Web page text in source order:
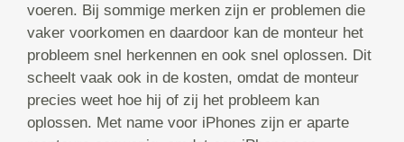
voeren. Bij sommige merken zijn er problemen die
vaker voorkomen en daardoor kan de monteur het
probleem snel herkennen en ook snel oplossen. Dit
scheelt vaak ook in de kosten, omdat de monteur
precies weet hoe hij of zij het probleem kan
oplossen. Met name voor iPhones zijn er aparte